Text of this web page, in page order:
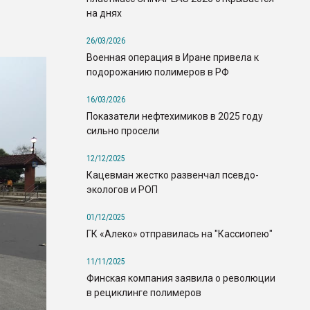
на днях
26/03/2026
Военная операция в Иране привела к
подорожанию полимеров в РФ
16/03/2026
Показатели нефтехимиков в 2025 году
сильно просели
12/12/2025
Кацевман жестко развенчал псевдо-
экологов и РОП
01/12/2025
ГК «Алеко» отправилась на "Кассиопею"
11/11/2025
Финская компания заявила о революции
в рециклинге полимеров